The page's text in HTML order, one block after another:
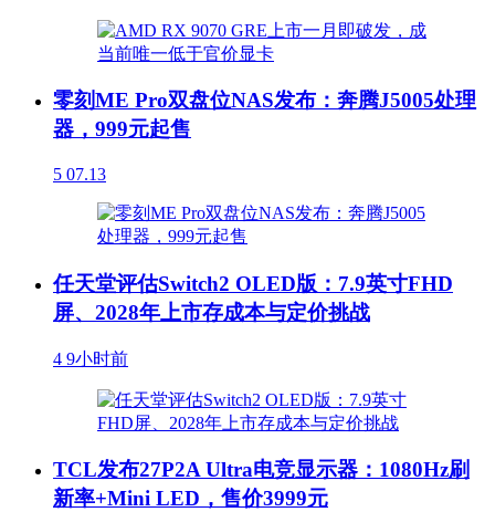
零刻ME Pro双盘位NAS发布：奔腾J5005处理
器，999元起售
5 07.13
任天堂评估Switch2 OLED版：7.9英寸FHD
屏、2028年上市存成本与定价挑战
4 9小时前
TCL发布27P2A Ultra电竞显示器：1080Hz刷
新率+Mini LED，售价3999元